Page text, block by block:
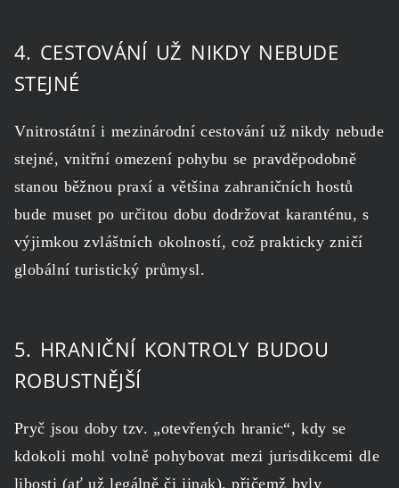
4. CESTOVÁNÍ UŽ NIKDY NEBUDE
STEJNÉ
Vnitrostátní i mezinárodní cestování už nikdy nebude
stejné, vnitřní omezení pohybu se pravděpodobně
stanou běžnou praxí a většina zahraničních hostů
bude muset po určitou dobu dodržovat karanténu, s
výjimkou zvláštních okolností, což prakticky zničí
globální turistický průmysl.
5. HRANIČNÍ KONTROLY BUDOU
ROBUSTNĚJŠÍ
Pryč jsou doby tzv. „otevřených hranic“, kdy se
kdokoli mohl volně pohybovat mezi jurisdikcemi dle
libosti (ať už legálně či jinak), přičemž byly